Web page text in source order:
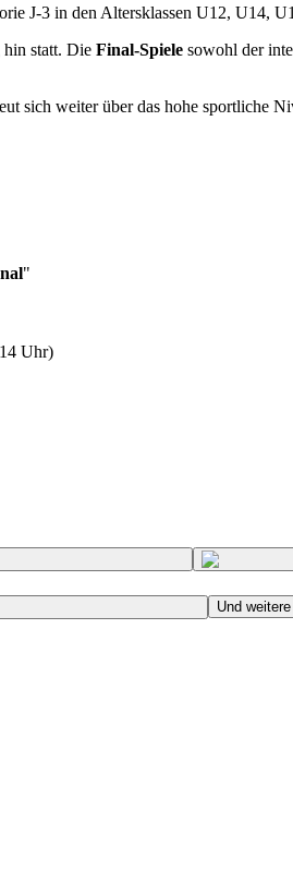
J-3 in den Altersklassen U12, U14,
hin statt. Die Final-Spiele sowohl der
sich weiter über das hohe sportliche
"
Uhr)
Und